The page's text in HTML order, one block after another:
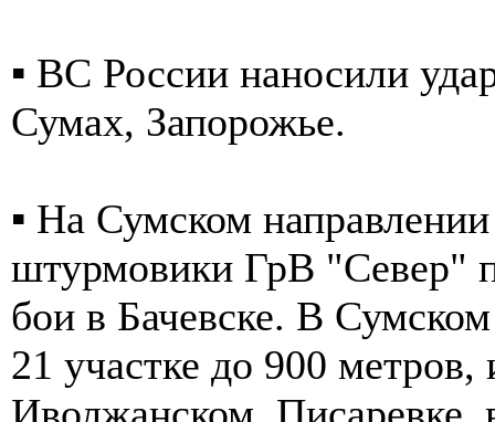
▪️ ВС России наносили
Сумах, Запорожье.
▪️ На Сумском
штурмовики ГрВ "Север"
бои в Бачевске. В
21 участке до 900